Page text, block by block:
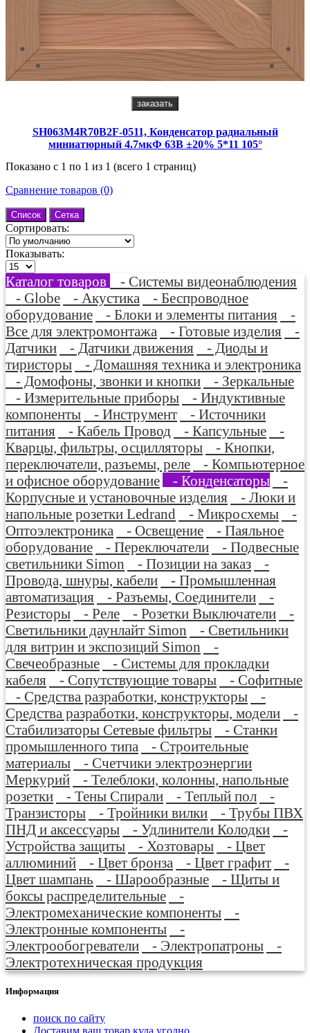
заказать
SH063M4R70B2F-0511, Конденсатор радиальный
миниатюрный 4.7мкФ 63В ±20% 5*11 105°
Показано с 1 по 1 из 1 (всего 1 страниц)
Сравнение товаров (0)
Список Сетка
Сортировать:
Показывать:
Каталог товаров
- Системы видеонаблюдения
- Globe
- Акустика
- Беспроводное
оборудование
- Блоки и элементы питания
-
Все для электромонтажа
- Готовые изделия
-
Датчики
- Датчики движения
- Диоды и
тиристоры
- Домашняя техника и электроника
- Домофоны, звонки и кнопки
- Зеркальные
- Измерительные приборы
- Индуктивные
компоненты
- Инструмент
- Источники
питания
- Кабель Провод - Капсульные
-
Кварцы, фильтры, осцилляторы
- Кнопки,
переключатели, разъемы, реле
- Компьютерное
и офисное оборудование
- Конденсаторы
-
Корпусные и установочные изделия
- Люки и
напольные розетки Ledrand
- Микросхемы
-
Оптоэлектроника
- Освещение
- Паяльное
оборудование
- Переключатели
- Подвесные
светильники Simon
- Позиции на заказ
-
Провода, шнуры, кабели
- Промышленная
автоматизация
- Разъемы, Соединители
-
Резисторы
- Реле - Розетки Выключатели
-
Светильники даунлайт Simon
- Светильники
для витрин и экспозиций Simon
-
Свечеобразные
- Системы для прокладки
кабеля
- Сопутствующие товары
- Софитные
- Средства разработки, конструкторы
-
Средства разработки, конструкторы, модели
-
Стабилизаторы Сетевые фильтры
- Станки
промышленного типа
- Строительные
материалы
- Счетчики электроэнергии
Меркурий
- Телеблоки, колонны, напольные
розетки
- Тены Спирали - Теплый пол
-
Транзисторы
- Тройники вилки
- Трубы ПВХ
ПНД и аксессуары
- Удлинители Колодки
-
Устройства защиты
- Хозтовары
- Цвет
аллюминий
- Цвет бронза - Цвет графит
-
Цвет шампань
- Шарообразные
- Щиты и
боксы распределительные
-
Электромеханические компоненты
-
Электронные компоненты
-
Электрообогреватели
- Электропатроны
-
Электротехническая продукция
Информация
поиск по сайту
Доставим ваш товар куда угодно